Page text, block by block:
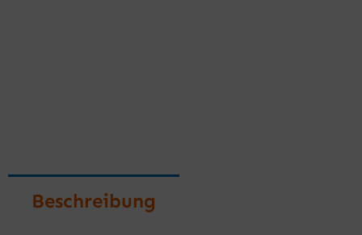
Beschreibung